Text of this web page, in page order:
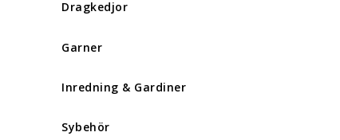
Dragkedjor
Garner
Inredning & Gardiner
Sybehör